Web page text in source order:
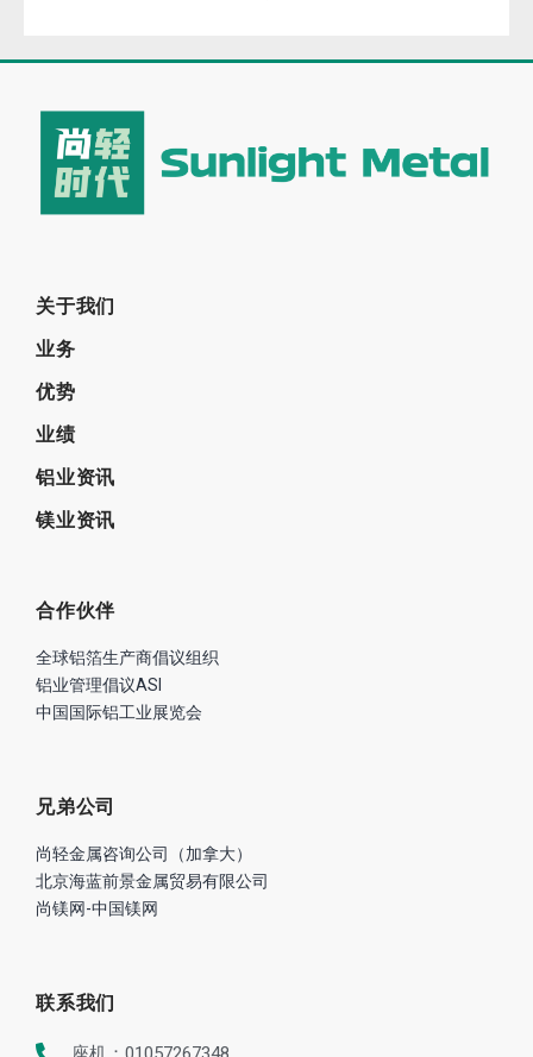
关于我们
业务
优势
业绩
铝业资讯
镁业资讯
合作伙伴
全球铝箔生产商倡议组织
铝业管理倡议ASI
中国国际铝工业展览会
兄弟公司
尚轻金属咨询公司（加拿大）
北京海蓝前景金属贸易有限公司
尚镁网-中国镁网
联系我们